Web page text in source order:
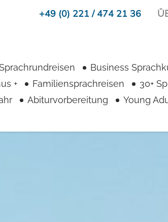
+49 (0) 221 / 474 21 36
Business
+ Familiensprachreisen 30+
Abiturvorbereitung
Young